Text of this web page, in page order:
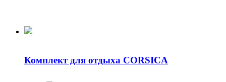
Комплект для отдыха CORSICA